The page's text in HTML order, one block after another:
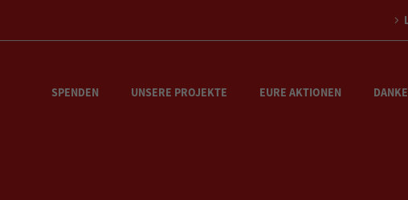
SPENDEN UNSERE PROJEKTE EURE AKTIONEN